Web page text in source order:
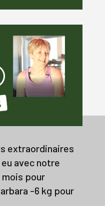
extraordinaires
avec notre
pour
-6 kg pour